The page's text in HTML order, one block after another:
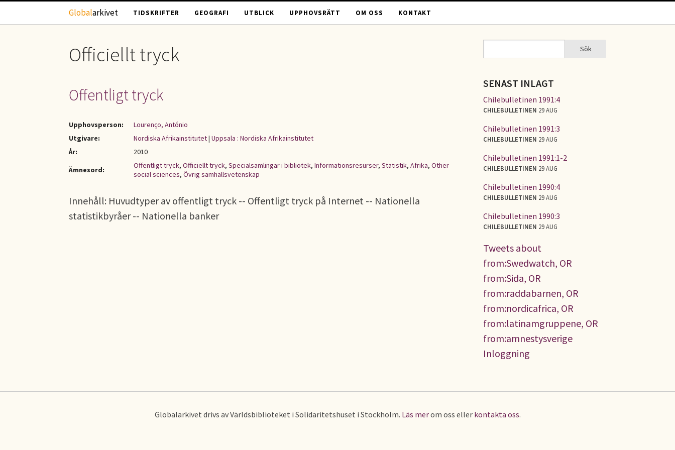
Hoppa till huvudinnehåll
Globalarkivet TIDSKRIFTER GEOGRAFI UTBLICK UPPHOVSRÄTT OM OSS KONTAKT
Officiellt tryck
Offentligt tryck
Upphovsperson:
Lourenço, António
Utgivare:
Nordiska Afrikainstitutet| Uppsala : Nordiska Afrikainstitutet
År:
2010
Ämnesord:
Offentligt tryck, Officiellt tryck, Specialsamlingar i bibliotek, Informationsresurser, Statistik, Afrika, Other
social sciences, Övrig samhällsvetenskap
Innehåll: Huvudtyper av offentligt tryck -- Offentligt tryck på Internet -- Nationella
statistikbyråer -- Nationella banker
SÖKFORMULÄR Sök
SENAST INLAGT
Chilebulletinen 1991:4
CHILEBULLETINEN 29 AUG
Chilebulletinen 1991:3
CHILEBULLETINEN 29 AUG
Chilebulletinen 1991:1-2
CHILEBULLETINEN 29 AUG
Chilebulletinen 1990:4
CHILEBULLETINEN 29 AUG
Chilebulletinen 1990:3
CHILEBULLETINEN 29 AUG
Tweets about
from:Swedwatch, OR
from:Sida, OR
from:raddabarnen, OR
from:nordicafrica, OR
from:latinamgruppene, OR
from:amnestysverige
Inloggning
Globalarkivet drivs av Världsbiblioteket i Solidaritetshuset i Stockholm. Läs merom oss eller kontakta oss.